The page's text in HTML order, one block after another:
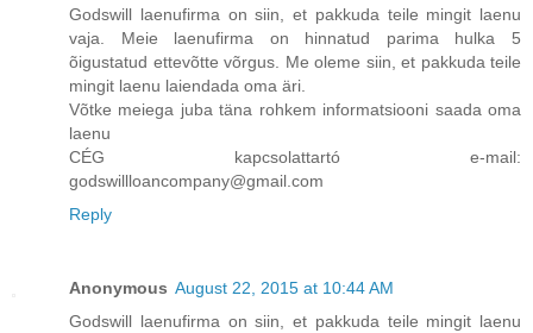
Godswill laenufirma on siin, et pakkuda teile mingit laenu
vaja. Meie laenufirma on hinnatud parima hulka 5
õigustatud ettevõtte võrgus. Me oleme siin, et pakkuda teile
mingit laenu laiendada oma äri.
Võtke meiega juba täna rohkem informatsiooni saada oma
laenu
CÉG kapcsolattartó e-mail:
godswillloancompany@gmail.com
Reply
Anonymous August 22, 2015 at 10:44 AM
Godswill laenufirma on siin, et pakkuda teile mingit laenu